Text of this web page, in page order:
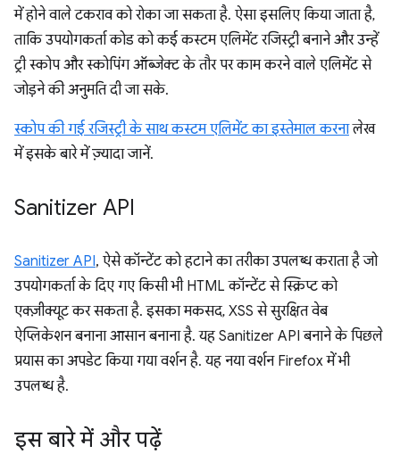
में होने वाले टकराव को रोका जा सकता है. ऐसा इसलिए किया जाता है,
ताकि उपयोगकर्ता कोड को कई कस्टम एलिमेंट रजिस्ट्री बनाने और उन्हें
ट्री स्कोप और स्कोपिंग ऑब्जेक्ट के तौर पर काम करने वाले एलिमेंट से
जोड़ने की अनुमति दी जा सके.
स्कोप की गई रजिस्ट्री के साथ कस्टम एलिमेंट का इस्तेमाल करनालेख
में इसके बारे में ज़्यादा जानें.
Sanitizer API
Sanitizer API, ऐसे कॉन्टेंट को हटाने का तरीका उपलब्ध कराता है जो
उपयोगकर्ता के दिए गए किसी भी HTML कॉन्टेंट से स्क्रिप्ट को
एक्ज़ीक्यूट कर सकता है. इसका मकसद, XSS से सुरक्षित वेब
ऐप्लिकेशन बनाना आसान बनाना है. यह Sanitizer API बनाने के पिछले
प्रयास का अपडेट किया गया वर्शन है. यह नया वर्शन Firefox में भी
उपलब्ध है.
इस बारे में और पढ़ें